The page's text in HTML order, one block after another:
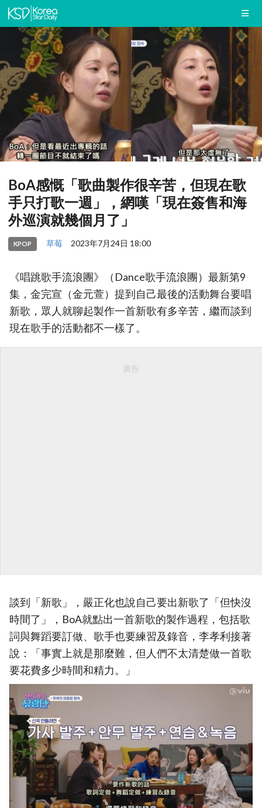
BoA感慨「歌曲製作很辛苦，但現在歌
手只打歌一週」，網嘆「現在簽售和海
外巡演就幾個月了」
KPOP 草莓 2023年7月24日 18:00
《唱跳歌手流浪團》（Dance歌手流浪團）最新第9
集，金完宣（金元萱）提到自己最後的活動舞台要唱
新歌，眾人就聊起製作一首新歌有多辛苦，繼而談到
現在歌手的活動都不一樣了。
廣告
談到「新歌」，嚴正化也說自己要出新歌了「但快沒
時間了」，BoA就點出一首新歌的製作過程，包括歌
詞與舞蹈要訂做、歌手也要練習及錄音，李孝利接著
說：「事實上就是那麼難，但人們不太清楚做一首歌
要花費多少時間和精力。」